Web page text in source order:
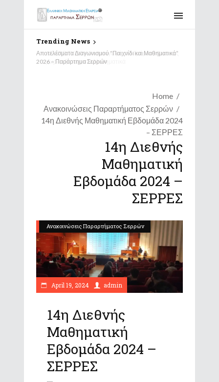
Trending News
Αποτελέσματα Διαγωνισμού “Παιχνίδι και Μαθηματικά”
2026 – Παράρτημα Σερρών
Home
Ανακοινώσεις Παραρτήματος Σερρών
14η Διεθνής Μαθηματική Εβδομάδα 2024
– ΣΕΡΡΕΣ
14η Διεθνής
Μαθηματική
Εβδομάδα 2024 –
ΣΕΡΡΕΣ
Ανακοινώσεις Παραρτήματος Σερρών
April 19, 2024 admin
14η Διεθνής
Μαθηματική
Εβδομάδα 2024 –
ΣΕΡΡΕΣ